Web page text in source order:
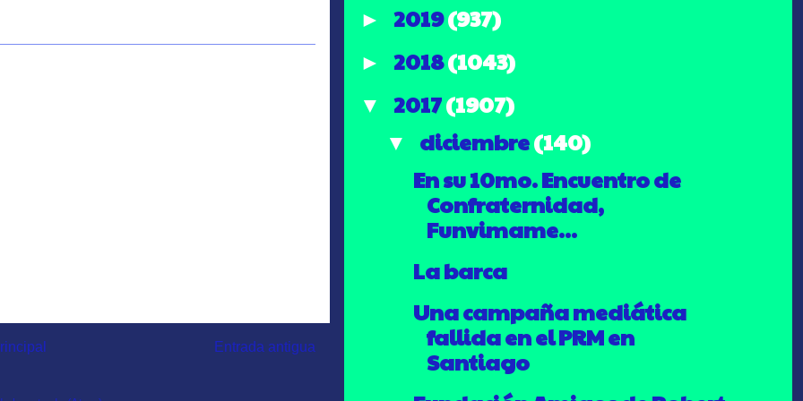
Entrada antigua
► 2019(937)
► 2018(1043)
▼ 2017(1907)
▼ diciembre(140)
En su 10mo. Encuentro de
Confraternidad,
Funvimame...
La barca
Una campaña mediática
fallida en el PRM en
Santiago